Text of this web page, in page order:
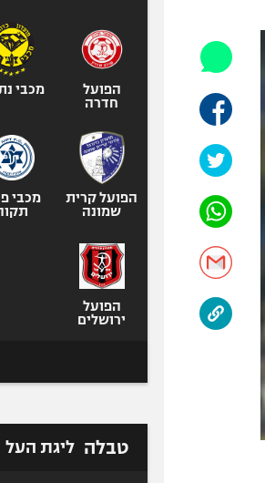
אופניים
ספורט
כדורמים
בייסבול MLB
ספורט
הפועל
חדרה
מכבי
הפועל קרית
שמונה
מכבי
הפועל
ירושלים
טבלה ליגת העל